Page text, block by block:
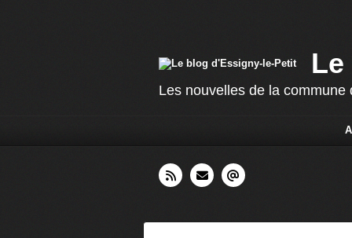
Les nouvelles de la commune